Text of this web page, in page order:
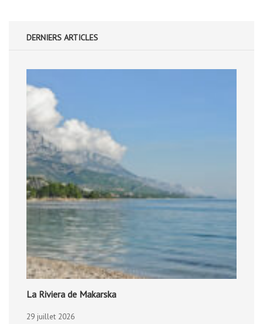
DERNIERS ARTICLES
La Riviera de Makarska
29 juillet 2026